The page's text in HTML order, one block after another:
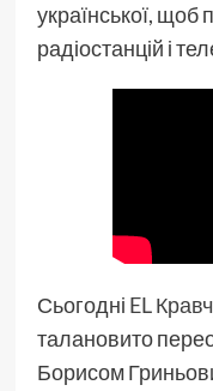
української, щоб
радіостанцій і
Сьогодні EL
талановито
Борисом